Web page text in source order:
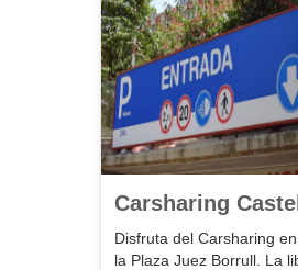
Carsharing
Disfruta del Carsharing
la Plaza Juez Borrull. La